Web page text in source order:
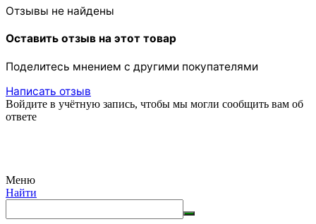
Отзывы не найдены
Оставить отзыв на этот товар
Поделитесь мнением с другими покупателями
Написать отзыв
Войдите в учётную запись, чтобы мы могли сообщить вам об
ответе
Меню
Найти